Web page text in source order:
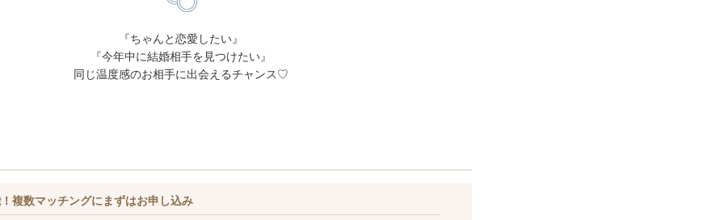
『ちゃんと恋愛したい』
『今年中に結婚相手を見つけたい』
同じ温度感のお相手に出会えるチャンス♡
複数マッチングにまずはお申し込み